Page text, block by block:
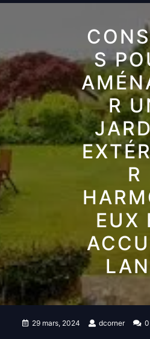
Button
S
R
R
EUX
29 mars, 2024 dcorner